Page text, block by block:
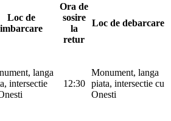
Loc de
imbarcare
Ora de
sosire
la
retur
Loc de debarcare
langa
intersectie
12:30
Monument, langa
piata, intersectie cu
Onesti